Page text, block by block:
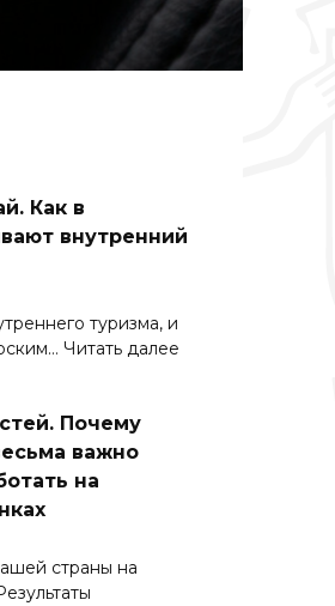
Как в
внутренний
туризма, и
Читать далее
Почему
важно
на
страны на